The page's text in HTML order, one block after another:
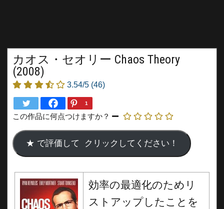
カオス・セオリー Chaos Theory
(2008)
3.54/5 (46)
1
この作品に何点つけますか？
効率の最適化のためリ
ストアップしたことを